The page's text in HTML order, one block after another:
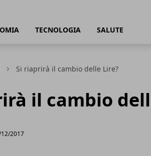
TECNOLOGIA SALUTE
Si riaprirà il cambio delle Lire?
il cambio
2017